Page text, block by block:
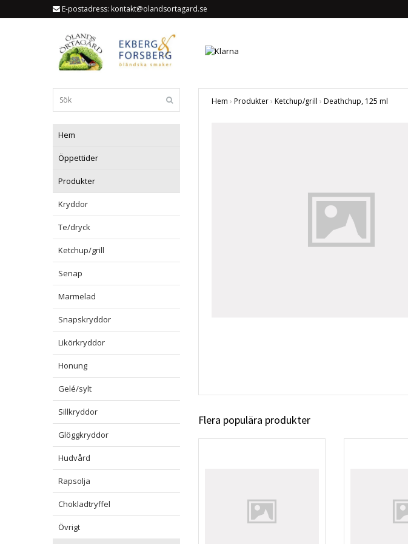
E-postadress: kontakt@olandsortagard.se
Hem
Öppettider
Produkter
Kryddor
Te/dryck
Ketchup/grill
Senap
Marmelad
Snapskryddor
Likörkryddor
Honung
Gelé/sylt
Sillkryddor
Glöggkryddor
Hudvård
Rapsolja
Chokladtryffel
Övrigt
Hem › Produkter› Ketchup/grill › Deathchup, 125 ml
Flera populära produkter